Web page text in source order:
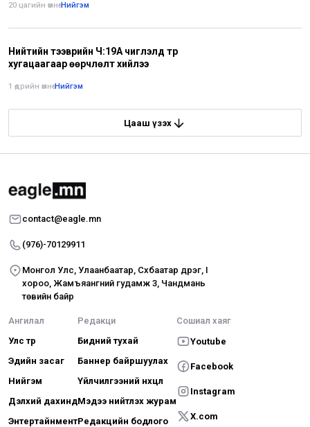
20 цагийн өмнө•Нийгэм
Нийтийн тээврийн Ч:19А чиглэлд түр
хугацаагаар өөрчлөлт хийлээ
1 өдрийн өмнө•Нийгэм
Цааш үзэх
contact@eagle.mn
(976)-70129911
Монгол Улс, Улаанбаатар, Сүхбаатар дүүрэг, I
хороо, Жамъяангүний гудамж 3, Чандмань
төвийн байр
Ангилал
Улс төр
Эдийн засаг
Нийгэм
Дэлхий дахинд
Энтертайнмент
Редакци
Бидний тухай
Баннер байршуулах
Үйлчилгээний нөхцөл
Мэдээ нийтлэх журам
Редакцийн бодлого
Сошиал хаяг
Youtube
Facebook
Instagram
X.com